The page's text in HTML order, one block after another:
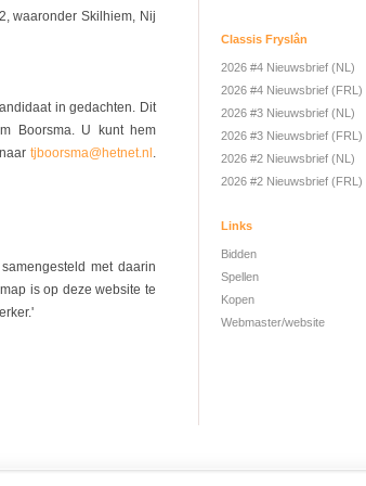
waaronder Skilhiem, Nij
in gedachten. Dit
Boorsma. U kunt hem
tjboorsma@hetnet.nl .
met daarin
is op deze website te
Classis Fryslân
2026 #4 Nieuwsbrief (NL)
2026 #4 Nieuwsbrief (FRL)
2026 #3 Nieuwsbrief (NL)
2026 #3 Nieuwsbrief (FRL)
2026 #2 Nieuwsbrief (NL)
2026 #2 Nieuwsbrief (FRL)
Links
Bidden
Spellen
Kopen
Webmaster/website